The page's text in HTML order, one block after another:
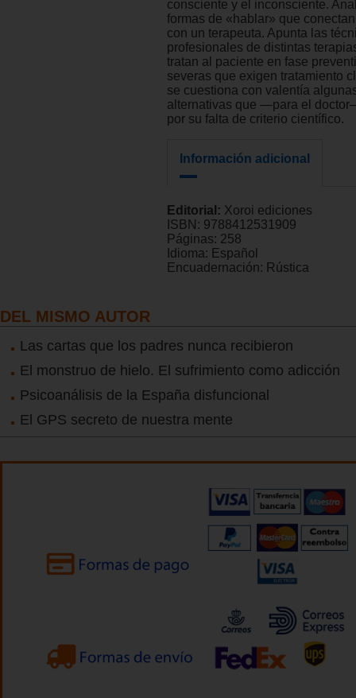
consciente y el inconsciente.
formas de «hablar» que
con un terapeuta. Apunta las
profesionales de distintas
tratan al paciente en fase
severas que exigen tratamiento
se cuestiona con valentía
alternativas que —para el
por su falta de criterio científico.
Información adicional
Editorial: Xoroi ediciones
ISBN: 9788412531909
Páginas: 258
Idioma: Español
Encuadernación: Rústica
DEL MISMO AUTOR
Las cartas que los padres nunca recibieron
El monstruo de hielo. El sufrimiento como adicción
Psicoanálisis de la España disfuncional
El GPS secreto de nuestra mente